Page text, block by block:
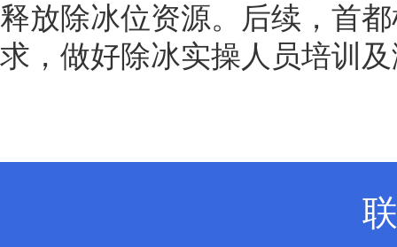
释放除冰位资源。后续，首
求，做好除冰实操人员培训